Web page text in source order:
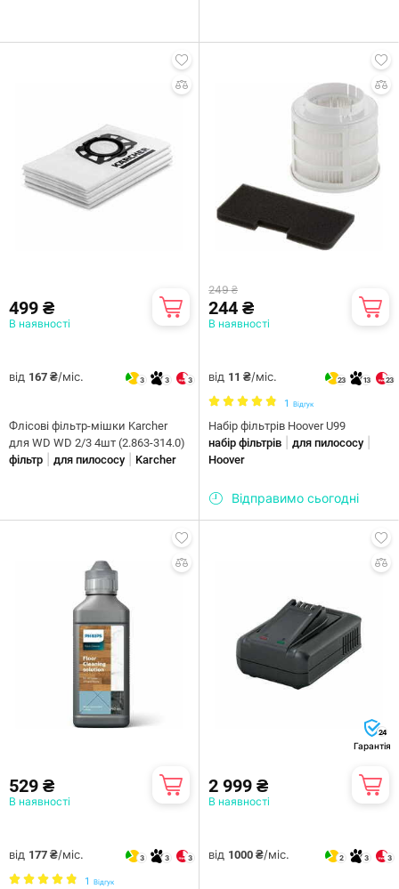
499 ₴
В наявності
від 167 ₴/міс. 3 3 3
Флісові фільтр-мішки Karcher
для WD WD 2/3 4шт (2.863-314.0)
фільтр
для пилососу Karcher
249 ₴
244 ₴
В наявності
від 11 ₴/міс. 23 13 23
1 Відгук
Набір фільтрів Hoover U99
набір фільтрів
для пилососу
Hoover
Відправимо сьогодні
529 ₴
В наявності
від 177 ₴/міс. 3 3 3
1 Відгук
24
Гарантія
2 999 ₴
В наявності
від 1000 ₴/міс. 2 3 3